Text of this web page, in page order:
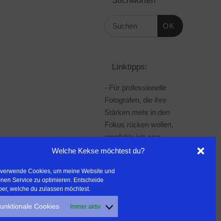
Welche Kekse möchtest du?
verwende Cookies, um meine Website und
Service zu optimieren. Entscheide
welche du zulassen möchtest.
Cookies Immer aktiv
OK
Linktipps:
- Für professionelle
Fotografen, die ihre
Stärken mehr in den
Fokus rücken wollen,
empfehle ich eine
Beratung durch Frau
Wanderfreak.de